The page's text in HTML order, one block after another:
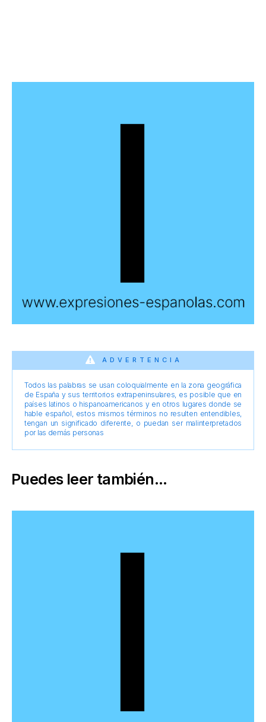
ADVERTENCIA
Todos las palabras se usan coloquialmente en la zona geográfica
de España y sus territorios extrapeninsulares, es posible que en
países latinos o hispanoamericanos y en otros lugares donde se
hable español, estos mismos términos no resulten entendibles,
tengan un significado diferente, o puedan ser malinterpretados
por las demás personas
Puedes leer también...